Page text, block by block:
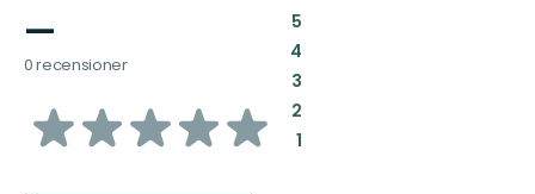
—
0 recensioner
av
5:
4:
3:
2:
1: